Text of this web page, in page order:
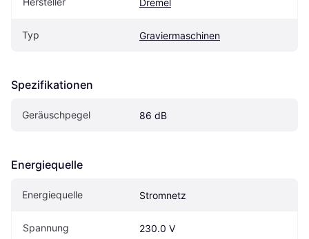
Dremel
Typ Graviermaschinen
Spezifikationen
Geräuschpegel 86 dB
Energiequelle
Energiequelle Stromnetz
Spannung 230.0 V